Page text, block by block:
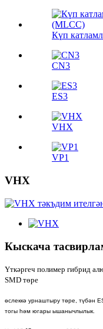
Күп
CN3
ES3
VHX
VP1
VHX
Кыскача
Үткәргеч полимер гибрид
SMD төре
өслеккә урнаштыру төре, түбән
тогы һәм югары ышанычлылык.